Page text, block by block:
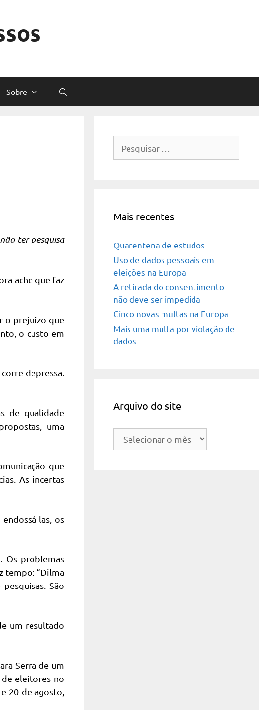
Sobre
ter pesquisa
ache que faz
o prejuízo que
o custo em
depressa.
de qualidade
uma
que
As incertas
las, os
Os problemas
tempo: “Dilma
São
um resultado
Serra de um
eleitores no
20 de agosto,
por:
Mais recentes
Quarentena de estudos
Uso de dados pessoais em
eleições na Europa
A retirada do consentimento
não deve ser impedida
Cinco novas multas na Europa
Mais uma multa por violação de
dados
Arquivo do site
Arquivo